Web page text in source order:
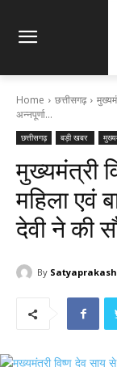
Home छत्तीसगढ़
अन्नपूर्णा...
छत्तीसगढ़ बड़ी खबर
मुख्यमंत्री
महिला एवं
देवी ने की
By Satyaprakash